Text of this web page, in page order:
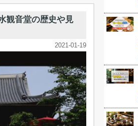
観音堂の歴史や見
2021-01-19